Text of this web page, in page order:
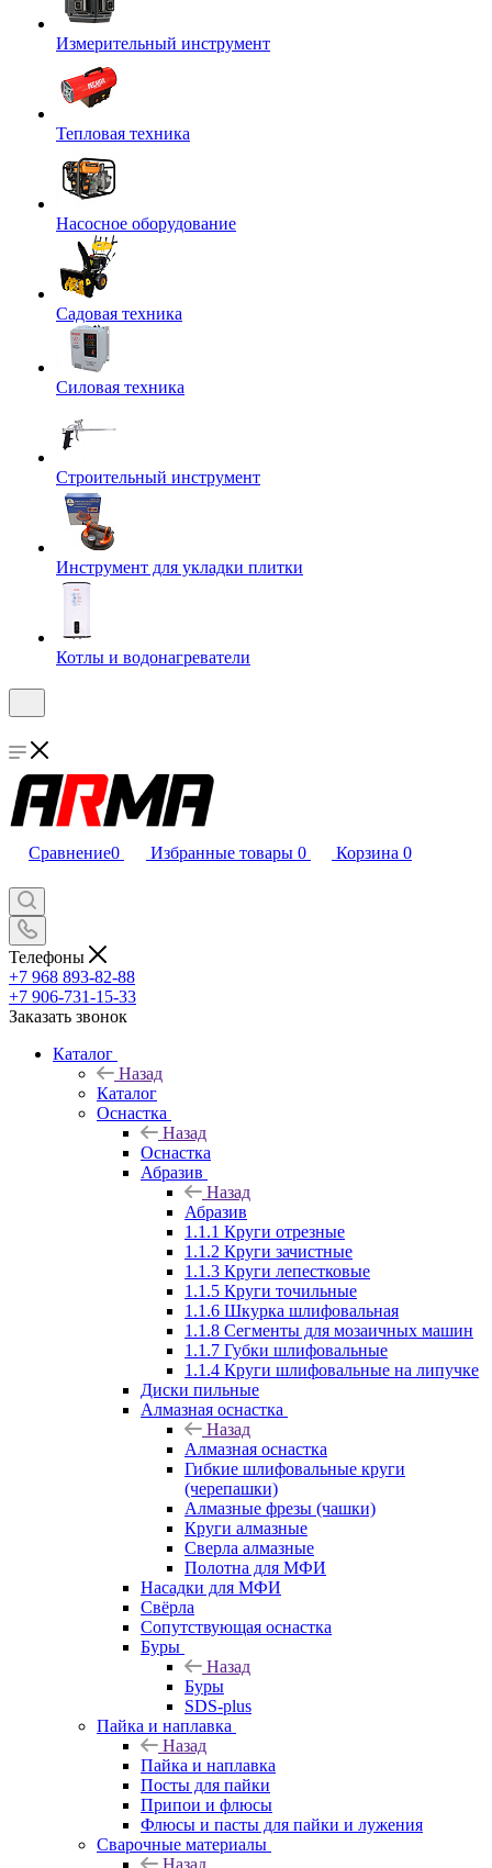
Измерительный инструмент
Тепловая техника
Насосное оборудование
Садовая техника
Силовая техника
Строительный инструмент
Инструмент для укладки плитки
Котлы и водонагреватели
Сравнение0 Избранные товары 0 Корзина 0
Телефоны
+7 968 893-82-88
+7 906-731-15-33
Заказать звонок
Каталог
Назад
Каталог
Оснастка
Назад
Оснастка
Абразив
Назад
Абразив
1.1.1 Круги отрезные
1.1.2 Круги зачистные
1.1.3 Круги лепестковые
1.1.5 Круги точильные
1.1.6 Шкурка шлифовальная
1.1.8 Сегменты для мозаичных машин
1.1.7 Губки шлифовальные
1.1.4 Круги шлифовальные на липучке
Диски пильные
Алмазная оснастка
Назад
Алмазная оснастка
Гибкие шлифовальные круги
(черепашки)
Алмазные фрезы (чашки)
Круги алмазные
Сверла алмазные
Полотна для МФИ
Насадки для МФИ
Свёрла
Сопутствующая оснастка
Буры
Назад
Буры
SDS-plus
Пайка и наплавка
Назад
Пайка и наплавка
Посты для пайки
Припои и флюсы
Флюсы и пасты для пайки и лужения
Сварочные материалы
Назад